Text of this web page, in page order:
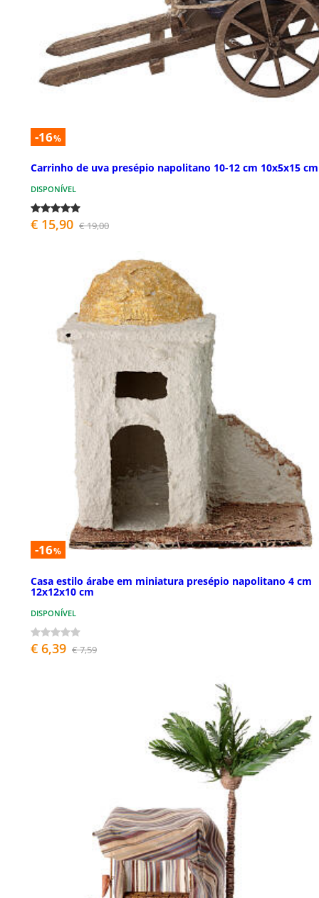
-16%
Carrinho de uva presépio napolitano 10-12 cm 10x5x15 cm
DISPONÍVEL
€ 15,90 € 19,00
-16%
Casa estilo árabe em miniatura presépio napolitano 4 cm
12x12x10 cm
DISPONÍVEL
€ 6,39 € 7,59